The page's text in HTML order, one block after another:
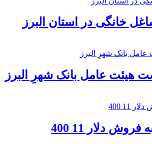
خانگی در استان البرز
هیئت عامل بانک شهرِ البرز
دلار 11 400